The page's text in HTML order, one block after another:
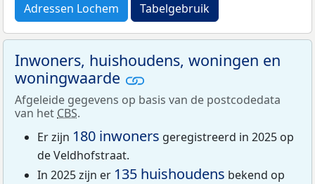
Adressen Lochem Tabelgebruik
Inwoners, huishoudens, woningen en
woningwaarde
Afgeleide gegevens op basis van de postcodedata
van het CBS.
Er zijn 180 inwoners geregistreerd in 2025 op
de Veldhofstraat.
In 2025 zijn er 135 huishoudens bekend op